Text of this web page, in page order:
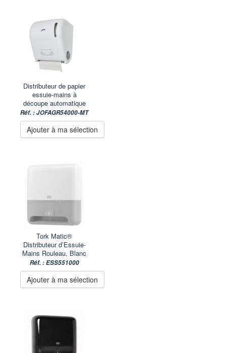
Distributeur de papier
essuie-mains à
découpe automatique
Réf. : JOFAGR54000-MT
Ajouter à ma sélection
Tork Matic®
Distributeur d’Essuie-
Mains Rouleau, Blanc
Réf. : ESS551000
Ajouter à ma sélection